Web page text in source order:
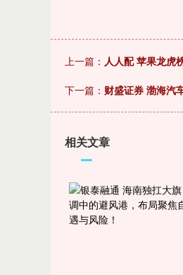
上一篇： 人人配 苹果龙虎
下一篇： 财盛证券 渤海汽
相关文章